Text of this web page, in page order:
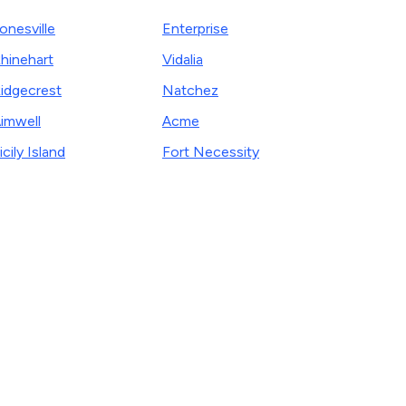
Island
Enterprise
Vidalia
Natchez
Acme
Fort Necessity